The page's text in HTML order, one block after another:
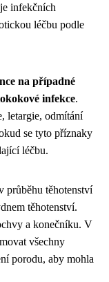
infekčních
léčbu podle
na případné
infekce.
letargie, odmítání
se tyto příznaky
léčbu.
průběhu těhotenství
těhotenství.
a konečníku. V
všechny
porodu, aby mohla